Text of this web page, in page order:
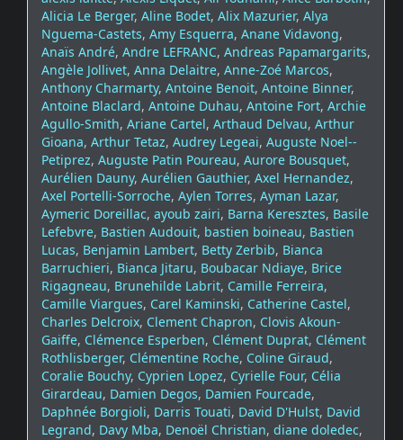
Alicia Le Berger, Aline Bodet, Alix Mazurier, Alya
Nguema-Castets, Amy Esquerra, Anane Vidavong,
Anaïs André, Andre LEFRANC, Andreas Papamargarits,
Angèle Jollivet, Anna Delaitre, Anne-Zoé Marcos,
Anthony Charmarty, Antoine Benoit, Antoine Binner,
Antoine Blaclard, Antoine Duhau, Antoine Fort, Archie
Agullo-Smith, Ariane Cartel, Arthaud Delvau, Arthur
Gioana, Arthur Tetaz, Audrey Legeai, Auguste Noel--
Petiprez, Auguste Patin Poureau, Aurore Bousquet,
Aurélien Dauny, Aurélien Gauthier, Axel Hernandez,
Axel Portelli-Sorroche, Aylen Torres, Ayman Lazar,
Aymeric Doreillac, ayoub zairi, Barna Keresztes, Basile
Lefebvre, Bastien Audouit, bastien boineau, Bastien
Lucas, Benjamin Lambert, Betty Zerbib, Bianca
Barruchieri, Bianca Jitaru, Boubacar Ndiaye, Brice
Rigagneau, Brunehilde Labrit, Camille Ferreira,
Camille Viargues, Carel Kaminski, Catherine Castel,
Charles Delcroix, Clement Chapron, Clovis Akoun-
Gaiffe, Clémence Esperben, Clément Duprat, Clément
Rothlisberger, Clémentine Roche, Coline Giraud,
Coralie Bouchy, Cyprien Lopez, Cyrielle Four, Célia
Girardeau, Damien Degos, Damien Fourcade,
Daphnée Borgioli, Darris Touati, David D'Hulst, David
Legrand, Davy Mba, Denoël Christian, diane doledec,